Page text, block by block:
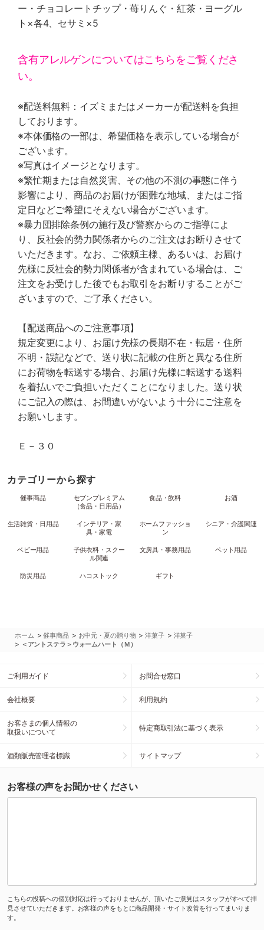
ー・チョコレートチップ・苺りんぐ・紅茶・ヨーグル
ト×各4、セサミ×5
含有アレルゲンについてはこちらをご覧くださ
い。
※配送料無料：イズミまたはメーカーが配送料を負担
しております。
※本体価格の一部は、希望価格を表示している場合が
ございます。
※写真はイメージとなります。
※繁忙期または自然災害、その他の不測の事態に伴う
影響により、商品のお届けが困難な地域、またはご指
定日などご希望にそえない場合がございます。
※暴力団排除条例の施行及び警察からのご指導によ
り、反社会的勢力関係者からのご注文はお断りさせて
いただきます。なお、ご依頼主様、あるいは、お届け
先様に反社会的勢力関係者が含まれている場合は、ご
注文をお受けした後でもお取引をお断りすることがご
ざいますので、ご了承ください。
【配送商品へのご注意事項】
規定変更により、お届け先様の長期不在・転居・住所
不明・誤記などで、送り状に記載の住所と異なる住所
にお荷物を転送する場合、お届け先様に転送する送料
を着払いでご負担いただくことになりました。送り状
にご記入の際は、お間違いがないよう十分にご注意を
お願いします。
Ｅ－３０
カテゴリーから探す
催事商品
セブンプレミアム
（食品・日用品）
食品・飲料 お酒
生活雑貨・日用品
インテリア・家
具・家電
ホームファッショ
ン
シニア・介護関連
ベビー用品
子供衣料・スクー
ル関連
文房具・事務用品 ペット用品
防災用品 ハコストック ギフト
ホーム >催事商品 > お中元・夏の贈り物 >洋菓子 > 洋菓子
> ＜アントステラ＞ウォームハート（Ｍ）
ご利用ガイド お問合せ窓口
会社概要 利用規約
お客さまの個人情報の
取扱いについて
特定商取引法に基づく表示
酒類販売管理者標識 サイトマップ
お客様の声をお聞かせください
こちらの投稿への個別対応は行っておりませんが、頂いたご意見はスタッフがすべて拝
見させていただきます。お客様の声をもとに商品開発・サイト改善を行ってまいりま
す。